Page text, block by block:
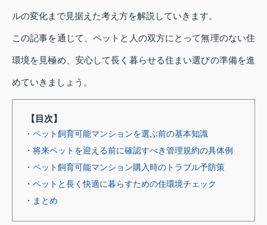
ルの変化まで見据えた考え方を解説していきます。
この記事を通じて、ペットと人の双方にとって無理のない住
環境を見極め、安心して長く暮らせる住まい選びの準備を進
めていきましょう。
【目次】
・ペット飼育可能マンションを選ぶ前の基本知識
・将来ペットを迎える前に確認すべき管理規約の具体例
・ペット飼育可能マンション購入時のトラブル予防策
・ペットと長く快適に暮らすための住環境チェック
・まとめ